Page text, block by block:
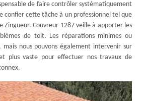
de faire contrôler systématiquement
confier cette tâche à un professionnel tel que
Zingueur. Couvreur 1287 veille à apporter les
de toit. Les réparations minimes ou
mais nous pouvons également intervenir sur
plus vaste pour effectuer nos travaux de